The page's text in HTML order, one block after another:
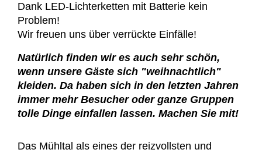
Dank LED-Lichterketten mit Batterie kein
Problem!
Wir freuen uns über verrückte Einfälle!
Natürlich finden wir es auch sehr schön,
wenn unsere Gäste sich "weihnachtlich"
kleiden. Da haben sich in den letzten Jahren
immer mehr Besucher oder ganze Gruppen
tolle Dinge einfallen lassen. Machen Sie mit!
Das Mühltal als eines der reizvollsten und